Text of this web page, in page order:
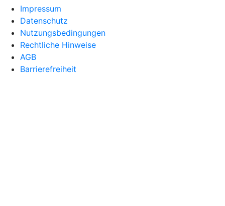
Impressum
Datenschutz
Nutzungsbedingungen
Rechtliche Hinweise
AGB
Barrierefreiheit